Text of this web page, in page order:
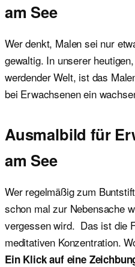
am See
Wer denkt, Malen sei nur
gewaltig. In unserer
werdender Welt, ist das
bei Erwachsenen ein
Ausmalbild für
am See
Wer regelmäßig zum
schon mal zur Nebensache
vergessen wird. Das ist die
meditativen Konzentration.
Ein Klick auf eine